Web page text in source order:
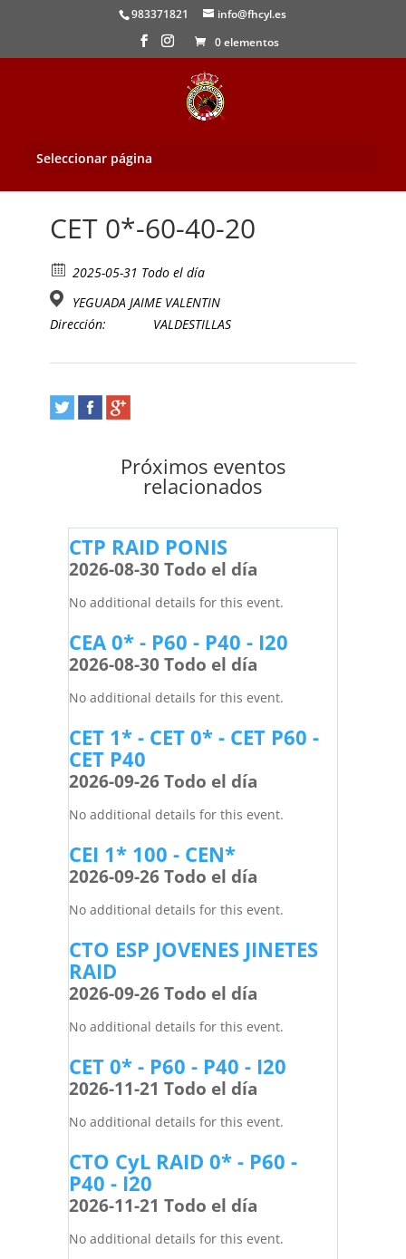
983371821
info@fhcyl.es
0 elementos
Seleccionar página
CET 0*-60-40-20
2025-05-31 Todo el día
YEGUADA JAIME VALENTIN
Dirección:
VALDESTILLAS
Próximos eventos
relacionados
CTP RAID PONIS
2026-08-30 Todo el día
No additional details for this event.
CEA 0* - P60 - P40 - I20
2026-08-30 Todo el día
No additional details for this event.
CET 1* - CET 0* - CET P60 -
CET P40
2026-09-26 Todo el día
No additional details for this event.
CEI 1* 100 - CEN*
2026-09-26 Todo el día
No additional details for this event.
CTO ESP JOVENES JINETES
RAID
2026-09-26 Todo el día
No additional details for this event.
CET 0* - P60 - P40 - I20
2026-11-21 Todo el día
No additional details for this event.
CTO CyL RAID 0* - P60 -
P40 - I20
2026-11-21 Todo el día
No additional details for this event.